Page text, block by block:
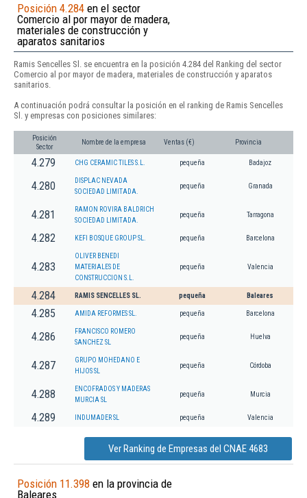
Posición 4.284 en el sector
Comercio al por mayor de madera,
materiales de construcción y
aparatos sanitarios
Ramis Sencelles Sl. se encuentra en la posición 4.284 del Ranking del sector
Comercio al por mayor de madera, materiales de construcción y aparatos
sanitarios.
A continuación podrá consultar la posición en el ranking de Ramis Sencelles
Sl. y empresas con posiciones similares:
Posición
Sector
Nombre de la empresa Ventas (€) Provincia
4.279 CHG CERAMIC TILES S.L. pequeña Badajoz
4.280
DISPLAC NEVADA
SOCIEDAD LIMITADA.
pequeña Granada
4.281
RAMON ROVIRA BALDRICH
SOCIEDAD LIMITADA.
pequeña Tarragona
4.282 KEFI BOSQUE GROUP SL. pequeña Barcelona
4.283
OLIVER BENEDI
MATERIALES DE
CONSTRUCCION S.L.
pequeña Valencia
4.284 RAMIS SENCELLES SL. pequeña Baleares
4.285 AMIDA REFORMES SL. pequeña Barcelona
4.286
FRANCISCO ROMERO
SANCHEZ SL
pequeña Huelva
4.287
GRUPO MOHEDANO E
HIJOS SL
pequeña Córdoba
4.288
ENCOFRADOS Y MADERAS
MURCIA SL
pequeña Murcia
4.289 INDUMADER SL pequeña Valencia
Ver Ranking de Empresas del CNAE 4683
Posición 11.398 en la provincia de
Baleares